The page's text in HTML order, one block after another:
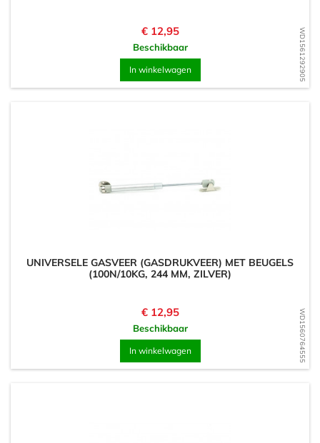
WD1561292905
Prijs
€ 12,95
Beschikbaar
In winkelwagen
WD1560764555
UNIVERSELE GASVEER (GASDRUKVEER) MET BEUGELS
(100N/10KG, 244 MM, ZILVER)
Prijs
€ 12,95
Beschikbaar
In winkelwagen